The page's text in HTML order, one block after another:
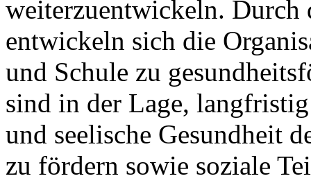
weiterzuentwickeln. Durch
entwickeln sich die
und Schule zu
sind in der Lage,
und seelische Gesundheit
zu fördern sowie soziale